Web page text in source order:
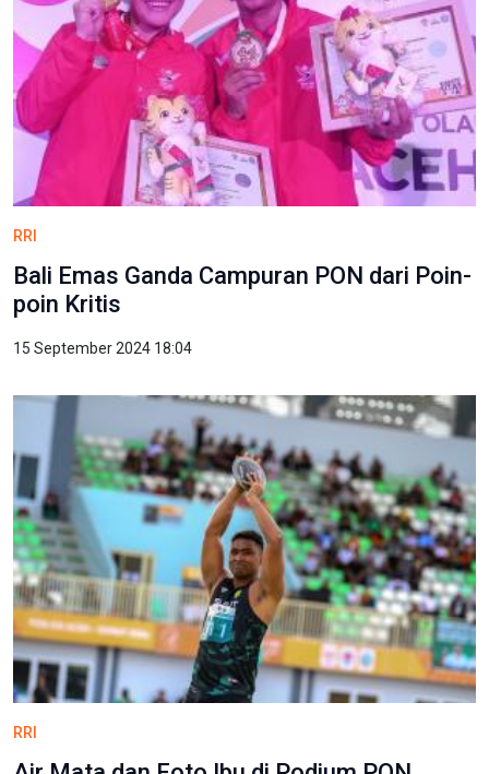
RRI
Bali Emas Ganda Campuran PON dari Poin-
poin Kritis
15 September 2024 18:04
RRI